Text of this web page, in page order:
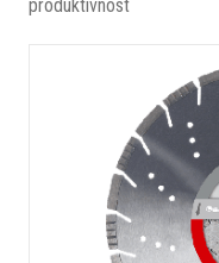
produktivnost